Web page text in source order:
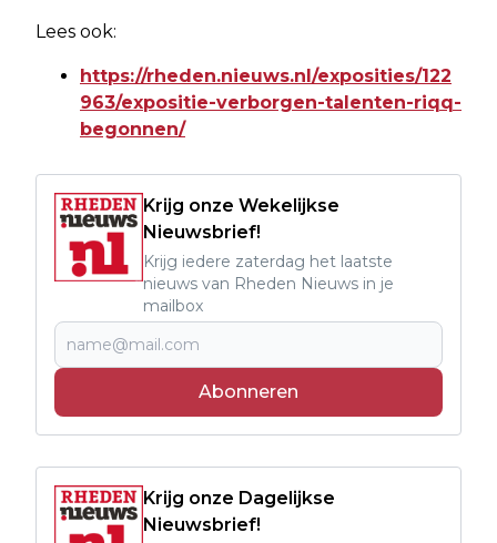
Lees ook:
https://rheden.nieuws.nl/exposities/122
963/expositie-verborgen-talenten-riqq-
begonnen/
Krijg onze Wekelijkse
Nieuwsbrief!
Krijg iedere zaterdag het laatste
nieuws van Rheden Nieuws in je
mailbox
Abonneren
Krijg onze Dagelijkse
Nieuwsbrief!